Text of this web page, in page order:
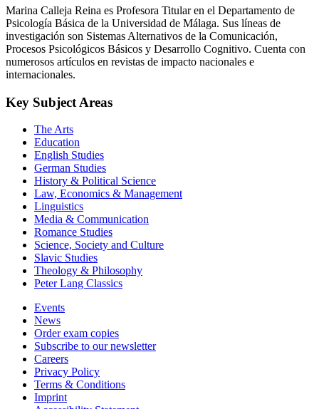
Marina Calleja Reina es Profesora Titular en el Departamento de
Psicología Básica de la Universidad de Málaga. Sus líneas de
investigación son Sistemas Alternativos de la Comunicación,
Procesos Psicológicos Básicos y Desarrollo Cognitivo. Cuenta con
numerosos artículos en revistas de impacto nacionales e
internacionales.
Key Subject Areas
The Arts
Education
English Studies
German Studies
History & Political Science
Law, Economics & Management
Linguistics
Media & Communication
Romance Studies
Science, Society and Culture
Slavic Studies
Theology & Philosophy
Peter Lang Classics
Events
News
Order exam copies
Subscribe to our newsletter
Careers
Privacy Policy
Terms & Conditions
Imprint